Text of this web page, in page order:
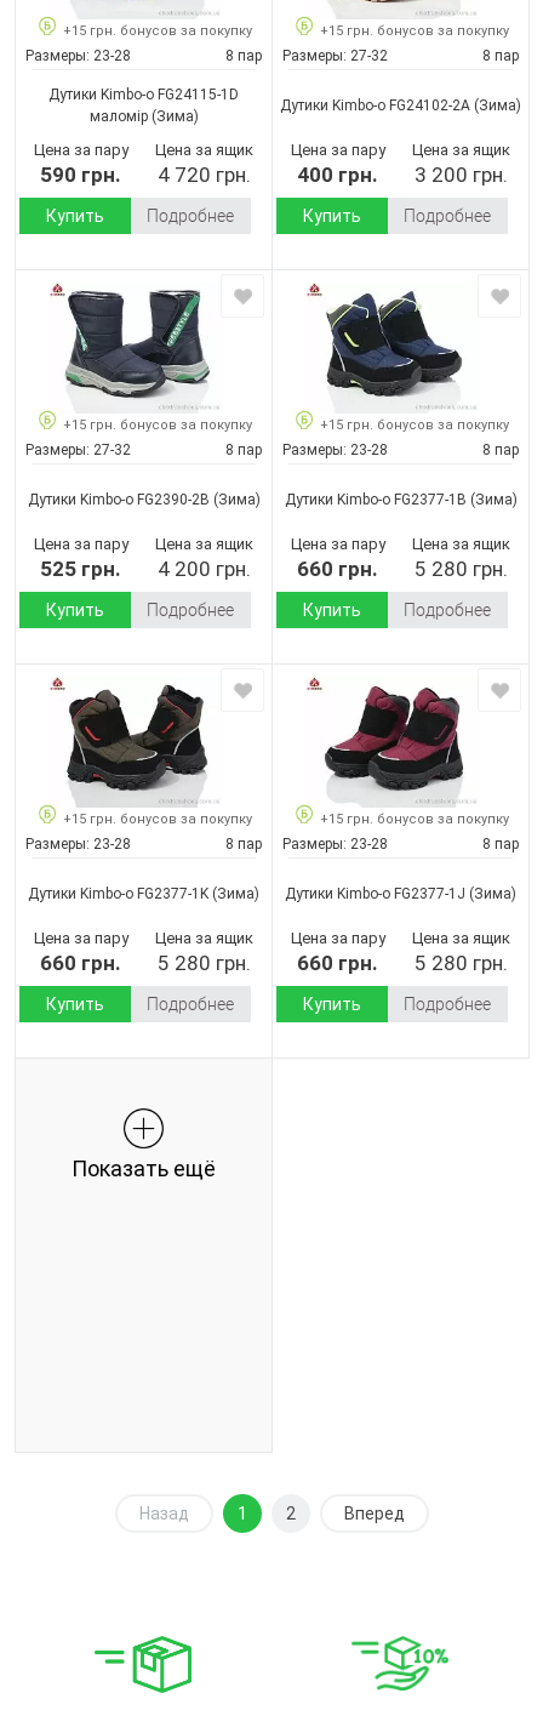
+15 грн. бонусов за покупку
Размеры: 23-28 8 пар
Дутики Kimbo-o FG24115-1D
маломір(Зима)
Цена за пару
590 грн.
Цена за ящик
4 720 грн.
Купить Подробнее
+15 грн. бонусов за покупку
Размеры: 27-32 8 пар
Дутики Kimbo-o FG24102-2A (Зима)
Цена за пару
400 грн.
Цена за ящик
3 200 грн.
Купить Подробнее
+15 грн. бонусов за покупку
Размеры: 27-32 8 пар
Дутики Kimbo-o FG2390-2B (Зима)
Цена за пару
525 грн.
Цена за ящик
4 200 грн.
Купить Подробнее
+15 грн. бонусов за покупку
Размеры: 23-28 8 пар
Дутики Kimbo-o FG2377-1B (Зима)
Цена за пару
660 грн.
Цена за ящик
5 280 грн.
Купить Подробнее
+15 грн. бонусов за покупку
Размеры: 23-28 8 пар
Дутики Kimbo-o FG2377-1K (Зима)
Цена за пару
660 грн.
Цена за ящик
5 280 грн.
Купить Подробнее
+15 грн. бонусов за покупку
Размеры: 23-28 8 пар
Дутики Kimbo-o FG2377-1J (Зима)
Цена за пару
660 грн.
Цена за ящик
5 280 грн.
Купить Подробнее
Показать ещё
Назад 1 2 Вперед